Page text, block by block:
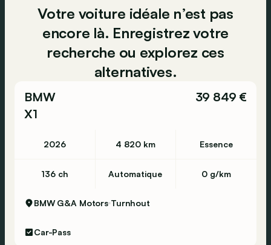
Votre voiture idéale n’est pas
encore là. Enregistrez votre
recherche ou explorez ces
alternatives.
BMW
X1
39 849 €
2026 4 820 km Essence
136 ch Automatique 0 g/km
BMW G&A Motors Turnhout
Car-Pass